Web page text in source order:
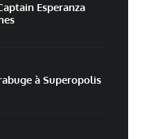
web
site dans le navigateur pour
par e-mail.
Esperanza
à Superopolis